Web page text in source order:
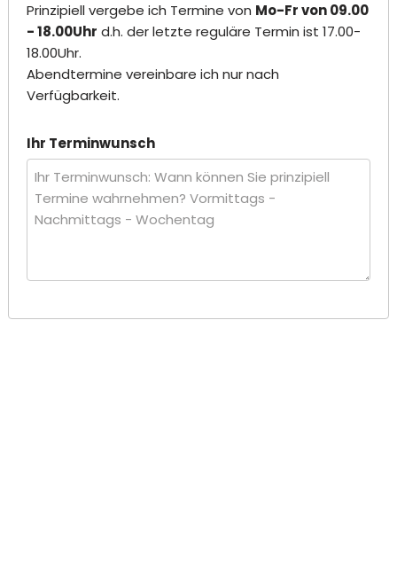
Prinzipiell vergebe ich Termine von Mo-Fr von 09.00
- 18.00Uhr d.h. der letzte reguläre Termin ist 17.00-
18.00Uhr.
Abendtermine vereinbare ich nur nach
Verfügbarkeit.
Ihr Terminwunsch